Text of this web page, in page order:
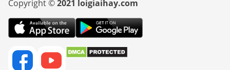
Copyright ©2021 loigiaihay.com